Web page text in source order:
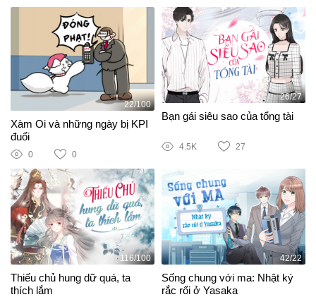
22/100
Xàm Oi và những ngày bị KPI
đuổi
0 0
26/27
Bạn gái siêu sao của tổng tài
4.5K 27
116/100
Thiếu chủ hung dữ quá, ta
thích lắm
42/22
Sống chung với ma: Nhật ký
rắc rối ở Yasaka